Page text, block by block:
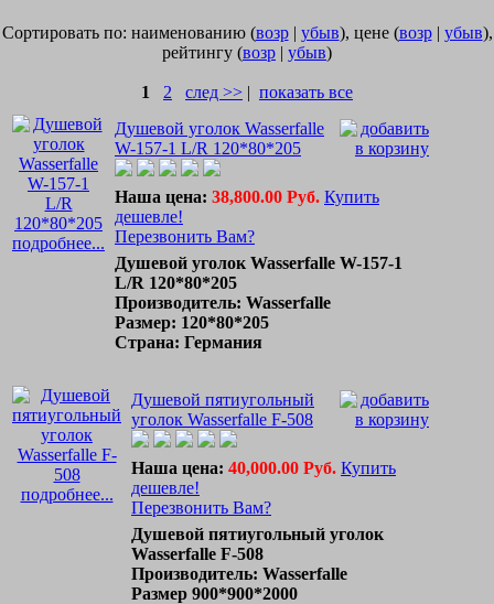
Сортировать по: наименованию (возр| убыв), цене (возр| убыв),
рейтингу (возр | убыв)
1 2 след >> | показать все
подробнее...
Душевой уголок Wasserfalle
W-157-1 L/R 120*80*205
Наша цена: 38,800.00 Руб. Купить
дешевле!
Перезвонить Вам?
Душевой уголок Wasserfalle W-157-1
L/R 120*80*205
Производитель: Wasserfalle
Размер: 120*80*205
Страна: Германия
подробнее...
Душевой пятиугольный
уголок Wasserfalle F-508
Наша цена: 40,000.00 Руб. Купить
дешевле!
Перезвонить Вам?
Душевой пятиугольный уголок
Wasserfalle F-508
Производитель: Wasserfalle
Размер 900*900*2000